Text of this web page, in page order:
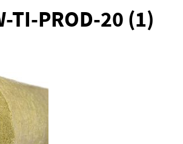
TI-PROD-20 (1)